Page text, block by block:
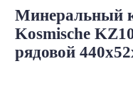
Минеральный
Kosmische
рядовой